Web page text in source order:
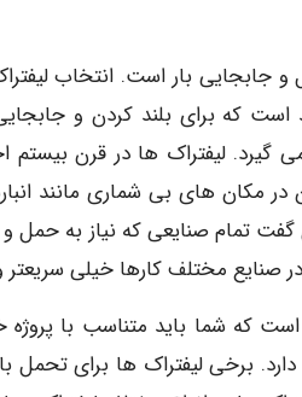
جابجایی بار است. انتخاب
که برای بلند کردن و
گیرد. لیفتراک ها در قرن بیستم
مکان های بی شماری مانند
تمام صنایعی که نیاز به حمل و
در صنایع مختلف کارها خیلی
است که شما باید متناسب با
برخی لیفتراک ها برای